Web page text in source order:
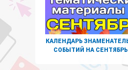
КАЛЕНДАРЬ
СОБЫТИЙ НА СЕНТЯБРЬ